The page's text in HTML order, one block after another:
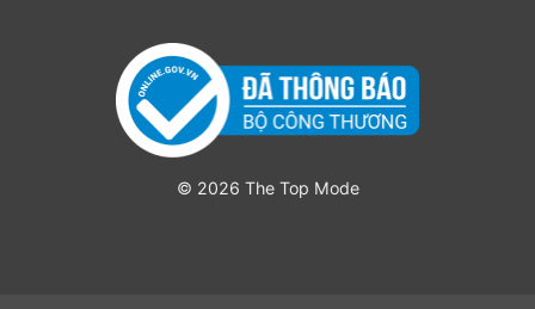
© 2026 The Top Mode